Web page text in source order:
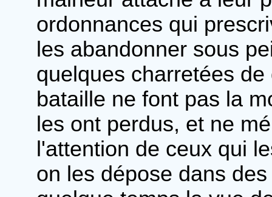
ordonnances qui
les abandonner sous
quelques charretées
bataille ne font pas la
les ont perdus, et ne
l'attention de ceux qui
on les dépose dans